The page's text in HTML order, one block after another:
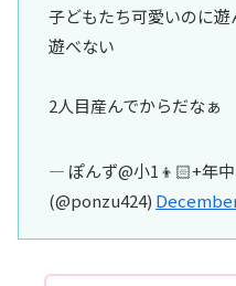
子どもたち可愛いのに遊
遊べない
2人目産んでからだなぁ
— ぽんず@小1👦🏻+年
(@ponzu424)